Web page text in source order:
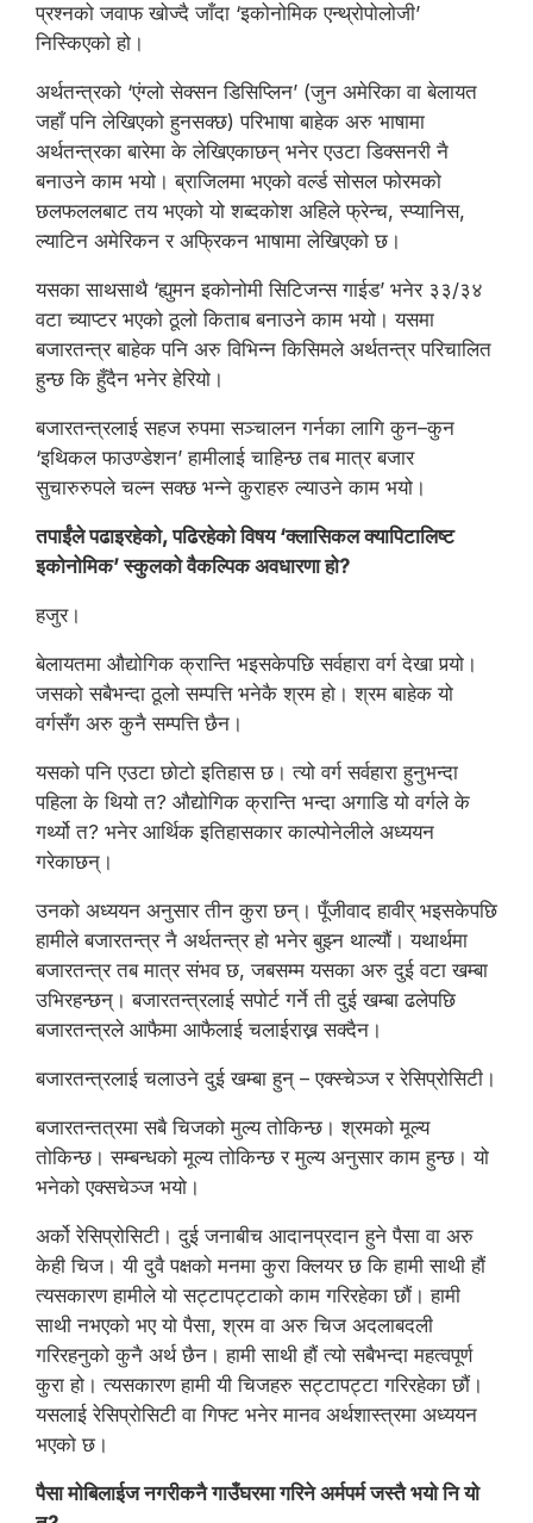
प्रश्नको जवाफ खोज्दै जाँदा ‘इकोनोमिक एन्थ्रोपोलोजी’
निस्किएको हो।
अर्थतन्त्रको ‘एंग्लो सेक्सन डिसिप्लिन’ (जुन अमेरिका वा बेलायत
जहाँ पनि लेखिएको हुनसक्छ) परिभाषा बाहेक अरु भाषामा
अर्थतन्त्रका बारेमा के लेखिएकाछन् भनेर एउटा डिक्सनरी नै
बनाउने काम भयो। ब्राजिलमा भएको वर्ल्ड सोसल फोरमको
छलफललबाट तय भएको यो शब्दकोश अहिले फ्रेन्च, स्प्यानिस,
ल्याटिन अमेरिकन र अफ्रिकन भाषामा लेखिएको छ।
यसका साथसाथै ‘ह्युमन इकोनोमी सिटिजन्स गाईड’ भनेर ३३/३४
वटा च्याप्टर भएको ठूलो किताब बनाउने काम भयो। यसमा
बजारतन्त्र बाहेक पनि अरु विभिन्न किसिमले अर्थतन्त्र परिचालित
हुन्छ कि हुँदैन भनेर हेरियो।
बजारतन्त्रलाई सहज रुपमा सञ्चालन गर्नका लागि कुन–कुन
‘इथिकल फाउण्डेशन’ हामीलाई चाहिन्छ तब मात्र बजार
सुचारुरुपले चल्न सक्छ भन्ने कुराहरु ल्याउने काम भयो।
तपाईंले पढाइरहेको, पढिरहेको विषय ‘क्लासिकल क्यापिटालिष्ट
इकोनोमिक’ स्कुलको वैकल्पिक अवधारणा हो?
हजुर।
बेलायतमा औद्योगिक क्रान्ति भइसकेपछि सर्वहारा वर्ग देखा पर्‍यो।
जसको सबैभन्दा ठूलो सम्पत्ति भनेकै श्रम हो। श्रम बाहेक यो
वर्गसँग अरु कुनै सम्पत्ति छैन।
यसको पनि एउटा छोटो इतिहास छ। त्यो वर्ग सर्वहारा हुनुभन्दा
पहिला के थियो त? औद्योगिक क्रान्ति भन्दा अगाडि यो वर्गले के
गर्थ्यो त? भनेर आर्थिक इतिहासकार काल्पोनेलीले अध्ययन
गरेकाछन्।
उनको अध्ययन अनुसार तीन कुरा छन्। पूँजीवाद हावीर् भइसकेपछि
हामीले बजारतन्त्र नै अर्थतन्त्र हो भनेर बुझ्न थाल्यौं। यथार्थमा
बजारतन्त्र तब मात्र संभव छ, जबसम्म यसका अरु दुई वटा खम्बा
उभिरहन्छन्। बजारतन्त्रलाई सपोर्ट गर्ने ती दुई खम्बा ढलेपछि
बजारतन्त्रले आफैमा आफैलाई चलाईराख्न सक्दैन।
बजारतन्त्रलाई चलाउने दुई खम्बा हुन् – एक्स्चेञ्ज र रेसिप्रोसिटी।
बजारतन्तत्रमा सबै चिजको मुल्य तोकिन्छ। श्रमको मूल्य
तोकिन्छ। सम्बन्धको मूल्य तोकिन्छ र मुल्य अनुसार काम हुन्छ। यो
भनेको एक्सचेञ्ज भयो।
अर्को रेसिप्रोसिटी। दुई जनाबीच आदानप्रदान हुने पैसा वा अरु
केही चिज। यी दुवै पक्षको मनमा कुरा क्लियर छ कि हामी साथी हौं
त्यसकारण हामीले यो सट्टापट्टाको काम गरिरहेका छौं। हामी
साथी नभएको भए यो पैसा, श्रम वा अरु चिज अदलाबदली
गरिरहनुको कुनै अर्थ छैन। हामी साथी हौं त्यो सबैभन्दा महत्वपूर्ण
कुरा हो। त्यसकारण हामी यी चिजहरु सट्टापट्टा गरिरहेका छौं।
यसलाई रेसिप्रोसिटी वा गिफ्ट भनेर मानव अर्थशास्त्रमा अध्ययन
भएको छ।
पैसा मोबिलाईज नगरीकनै गाउँघरमा गरिने अर्मपर्म जस्तै भयो नि यो